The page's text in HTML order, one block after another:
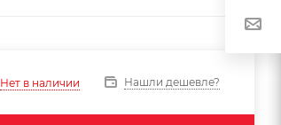
Нет в наличии Нашли дешевле?